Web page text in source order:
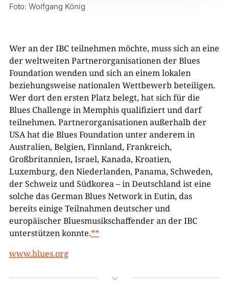
Foto: Wolfgang König
Wer an der IBC teilnehmen möchte, muss sich an eine
der weltweiten Partnerorganisationen der Blues
Foundation wenden und sich an einem lokalen
beziehungsweise nationalen Wettbewerb beteiligen.
Wer dort den ersten Platz belegt, hat sich für die
Blues Challenge in Memphis qualifiziert und darf
teilnehmen. Partnerorganisationen außerhalb der
USA hat die Blues Foundation unter anderem in
Australien, Belgien, Finnland, Frankreich,
Großbritannien, Israel, Kanada, Kroatien,
Luxemburg, den Niederlanden, Panama, Schweden,
der Schweiz und Südkorea – in Deutschland ist eine
solche das German Blues Network in Eutin, das
bereits einige Teilnahmen deutscher und
europäischer Bluesmusikschaffender an der IBC
unterstützen konnte.**
www.blues.org
3